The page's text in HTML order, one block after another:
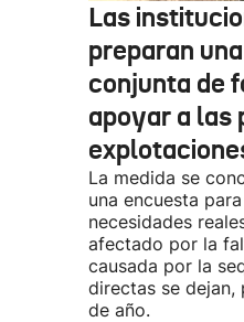
Las
preparan
conjunta de
apoyar a las
La medida se
una encuesta
necesidades
afectado por la
causada por la
directas se dejan,
de año.